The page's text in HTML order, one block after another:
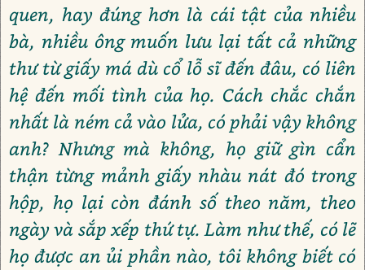
quen, hay đúng hơn là cái tật của nhiều
bà, nhiều ông muốn lưu lại tất cả những
thư từ giấy má dù cổ lỗ sĩ đến đâu, có liên
hệ đến mối tình của họ. Cách chắc chắn
nhất là ném cả vào lửa, có phải vậy không
anh? Nhưng mà không, họ giữ gìn cẩn
thận từng mảnh giấy nhàu nát đó trong
hộp, họ lại còn đánh số theo năm, theo
ngày và sắp xếp thứ tự. Làm như thế, có lẽ
họ được an ủi phần nào, tôi không biết có